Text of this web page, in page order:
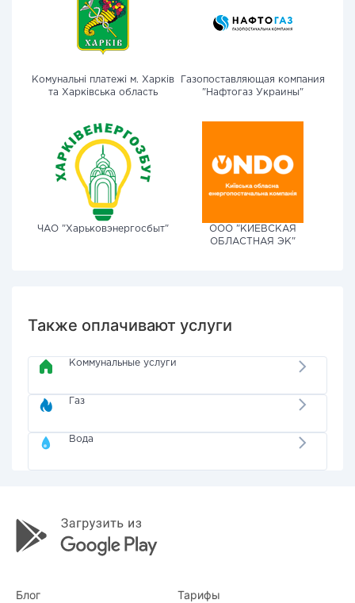
Комунальні платежі м. Харків
та Харківська область
Газопоставляющая компания
"Нафтогаз Украины"
ЧАО "Харьковэнергосбыт"
ООО "КИЕВСКАЯ
ОБЛАСТНАЯ ЭК"
Также оплачивают услуги
Коммунальные услуги
Газ
Вода
Блог Тарифы